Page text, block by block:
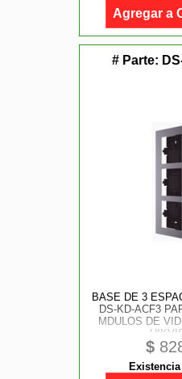
Agregar a
# Parte:
BASE DE 3
DS-KD-ACF3
MDULOS DE
$